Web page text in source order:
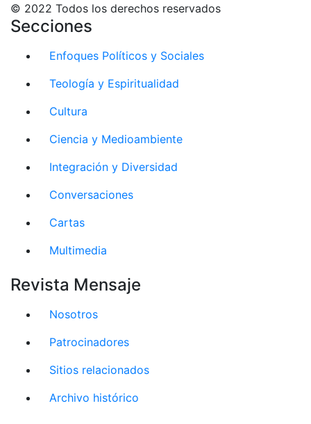
© 2022 Todos los derechos reservados
Secciones
Enfoques Políticos y Sociales
Teología y Espiritualidad
Cultura
Ciencia y Medioambiente
Integración y Diversidad
Conversaciones
Cartas
Multimedia
Revista Mensaje
Nosotros
Patrocinadores
Sitios relacionados
Archivo histórico